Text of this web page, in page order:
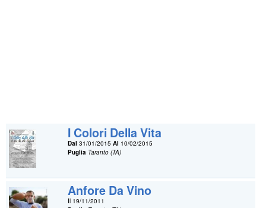
I Colori Della Vita
Dal 31/01/2015Al 10/02/2015
Puglia Taranto (TA)
Anfore Da Vino
Il 19/11/2011